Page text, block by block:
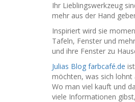
Ihr Lieblingswerkzeug
mehr aus der Hand
Inspiriert wird sie
Tafeln, Fenster und
und ihre Fenster zu
Julias Blog farbcafé.de
möchten, was sich lohnt
Wo man viel kauft und
viele Informationen